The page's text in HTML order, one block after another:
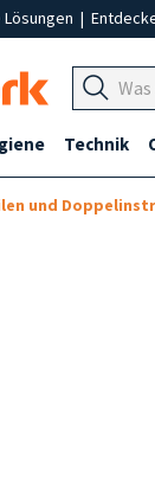
|
Technik
und